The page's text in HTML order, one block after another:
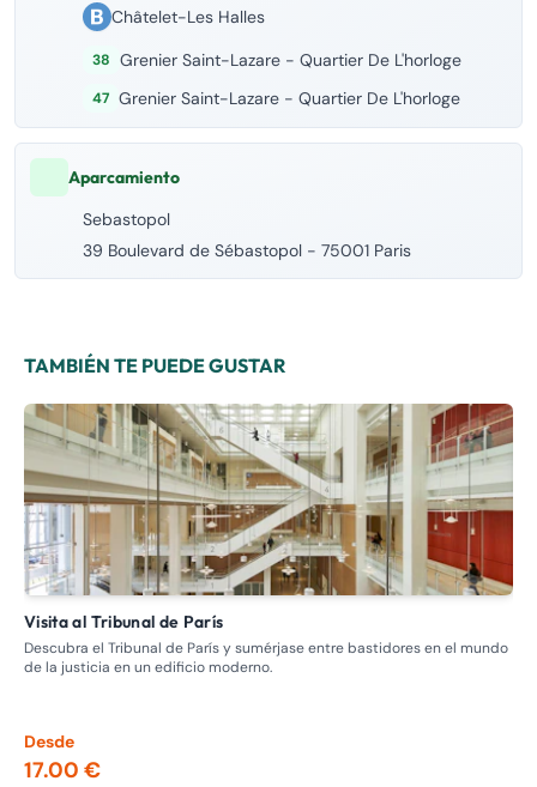
Châtelet-Les Halles
38 Grenier Saint-Lazare - Quartier De L'horloge
47 Grenier Saint-Lazare - Quartier De L'horloge
Aparcamiento
Sebastopol
39 Boulevard de Sébastopol - 75001 Paris
TAMBIÉN TE PUEDE GUSTAR
Visita al Tribunal de París
Descubra el Tribunal de París y sumérjase entre bastidores en el mundo
de la justicia en un edificio moderno.
Desde
17.00 €